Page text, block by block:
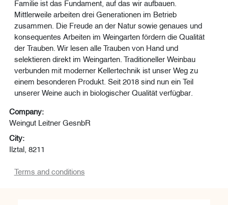
Familie ist das Fundament, auf das wir aufbauen.
Mittlerweile arbeiten drei Generationen im Betrieb
zusammen. Die Freude an der Natur sowie genaues und
konsequentes Arbeiten im Weingarten fördern die Qualität
der Trauben. Wir lesen alle Trauben von Hand und
selektieren direkt im Weingarten. Traditioneller Weinbau
verbunden mit moderner Kellertechnik ist unser Weg zu
einem besonderen Produkt. Seit 2018 sind nun ein Teil
unserer Weine auch in biologischer Qualität verfügbar.
Company:
Weingut Leitner GesnbR
City:
Ilztal, 8211
Terms and conditions